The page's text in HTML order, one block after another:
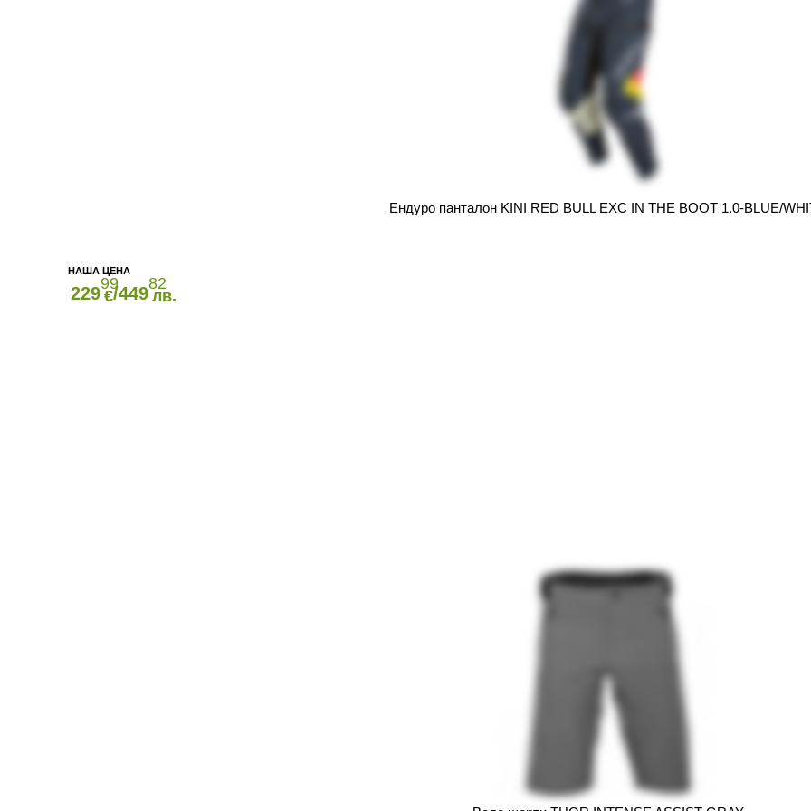
Ендуро панталон KINI RED BULL EXC IN THE BOOT 1.0-BLUE/
22999
€/44982
лв.